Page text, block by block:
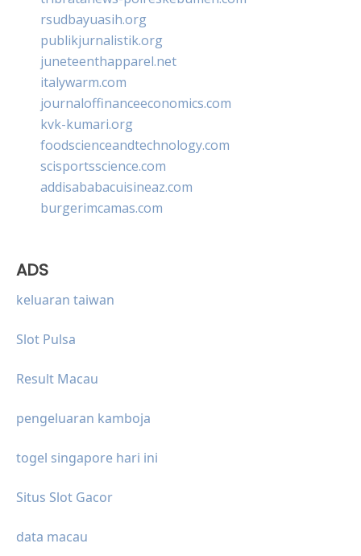
rsudbayuasih.org
publikjurnalistik.org
juneteenthapparel.net
italywarm.com
journaloffinanceeconomics.com
kvk-kumari.org
foodscienceandtechnology.com
scisportsscience.com
addisababacuisineaz.com
burgerimcamas.com
ADS
keluaran taiwan
Slot Pulsa
Result Macau
pengeluaran kamboja
togel singapore hari ini
Situs Slot Gacor
data macau